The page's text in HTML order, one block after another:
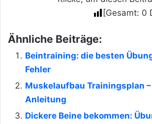
[Gesamt: 0
Ähnliche Beiträge:
Beintraining: die besten
Fehler
Muskelaufbau Trainingsplan
Anleitung
Dickere Beine bekommen: